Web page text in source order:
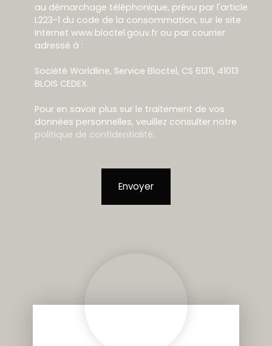
au démarchage téléphonique, prévu par l'article
L223-1 du code de la consommation, sur le site
Internet www.bloctel.gouv.fr ou par courrier
adressé à :
Société Worldline, Service Bloctel, CS 61311, 41013
BLOIS CEDEX.
Pour en savoir plus sur le traitement de vos
données personnelles, veuillez consulter notre
politique de confidentialité.
Envoyer